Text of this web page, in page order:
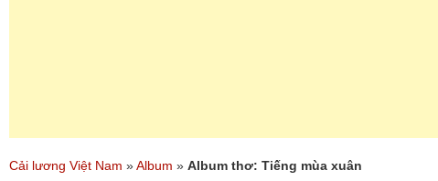
Cải lương Việt Nam »Album » Album thơ: Tiếng mùa xuân